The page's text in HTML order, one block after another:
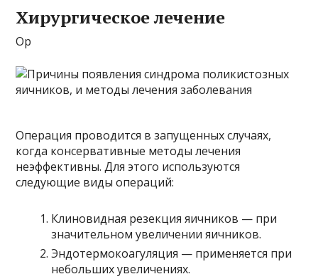
Хирургическое лечение
Op
Операция проводится в запущенных случаях,
когда консервативные методы лечения
неэффективны. Для этого используются
следующие виды операций:
Клиновидная резекция яичников — при
значительном увеличении яичников.
Эндотермокоагуляция — применяется при
небольших увеличениях.